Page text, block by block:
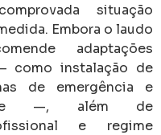
situação
Embora o laudo
adaptações
como instalação de
de emergência e
—, além de
e regime